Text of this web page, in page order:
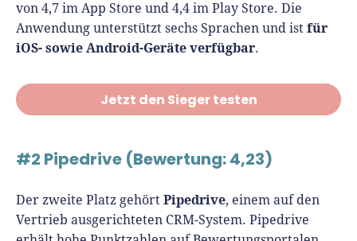
von 4,7 im App Store und 4,4 im Play Store. Die
Anwendung unterstützt sechs Sprachen und ist für
iOS- sowie Android-Geräte verfügbar.
Jetzt den Sieger testen
#2 Pipedrive (Bewertung: 4,23)
Der zweite Platz gehört Pipedrive, einem auf den
Vertrieb ausgerichteten CRM-System. Pipedrive